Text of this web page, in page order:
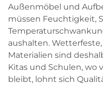
Außenmöbel und
müssen Feuchtigkeit,
aushalten.
Materialien sind
Kitas und Schulen, wo
bleibt, lohnt sich